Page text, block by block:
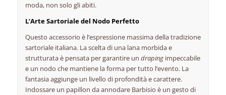
moda, non solo gli abiti.
L’Arte Sartoriale del Nodo Perfetto
Questo accessorio è l’espressione massima della tradizione
sartoriale italiana. La scelta di una lana morbida e
strutturata è pensata per garantire un drapingimpeccabile
e un nodo che mantiene la forma per tutto l’evento. La
fantasia aggiunge un livello di profondità e carattere.
Indossare un papillon da annodare Barbisio è un gesto di